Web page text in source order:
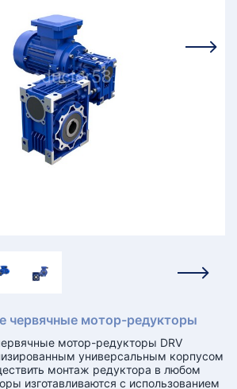
червячные мотор-редукторы
мотор-редукторы DRV
универсальным корпусом
монтаж редуктора в любом
изготавливаются с использованием